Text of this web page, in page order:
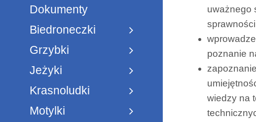
Dokumenty
Biedroneczki
Grzybki
Jeżyki
Krasnoludki
Motylki
uważnego
poznanie
wiedzy na